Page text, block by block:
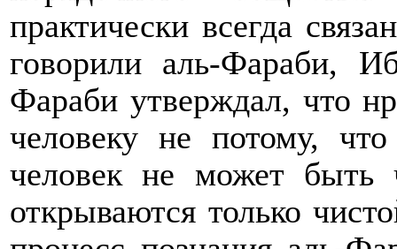
практически всегда
говорили аль-Фараби,
Фараби утверждал, что
человеку не потому,
человек не может быть
открываются только